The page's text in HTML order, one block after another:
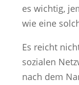
es wichtig,
wie eine
Es reicht
sozialen
nach dem